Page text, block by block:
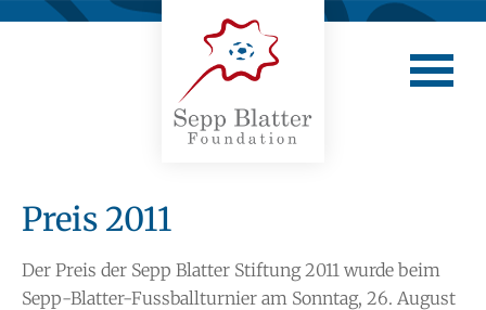
Preis 2011
Der Preis der Sepp Blatter Stiftung 2011 wurde beim
Sepp-Blatter-Fussballturnier am Sonntag, 26. August